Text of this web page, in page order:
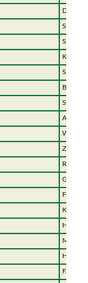
Weißer
Gelbe